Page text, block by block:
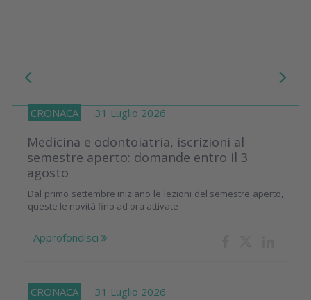
CRONACA 31 Luglio 2026
Medicina e odontoiatria, iscrizioni al
semestre aperto: domande entro il 3
agosto
Dal primo settembre iniziano le lezioni del semestre aperto,
queste le novità fino ad ora attivate
Approfondisci
CRONACA 31 Luglio 2026